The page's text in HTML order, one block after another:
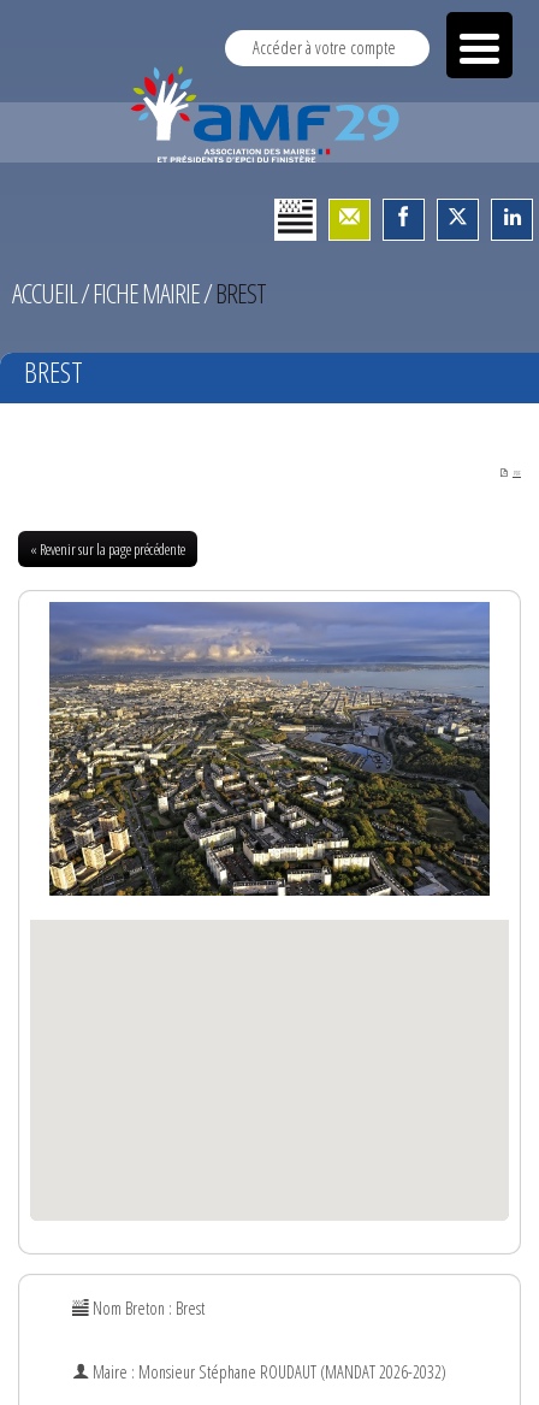
Accéder à votre compte
ACCUEIL/FICHE MAIRIE/BREST
BREST
PDF
« Revenir sur la page précédente
Nom Breton : Brest
Maire : Monsieur Stéphane ROUDAUT (MANDAT 2026-2032)